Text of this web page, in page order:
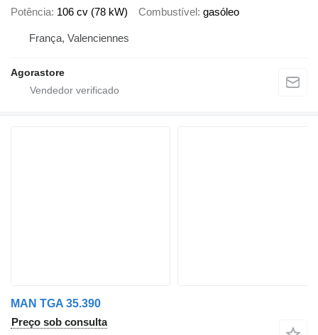
Potência 106 cv (78 kW) Combustível gasóleo
França, Valenciennes
Agorastore
MAN TGA 35.390
Preço sob consulta